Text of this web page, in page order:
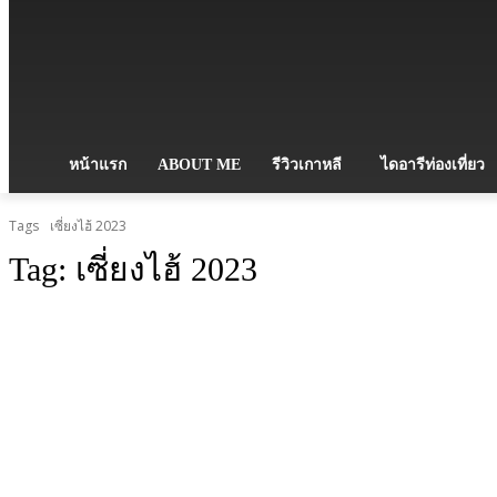
หน้าแรก ABOUT ME รีวิวเกาหลี ไดอารีท่องเที่ยว
Tags เซี่ยงไฮ้ 2023
Tag: เซี่ยงไฮ้ 2023